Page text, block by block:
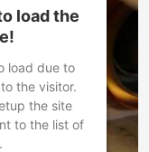
load the
load due to
the visitor.
the site
to the list of